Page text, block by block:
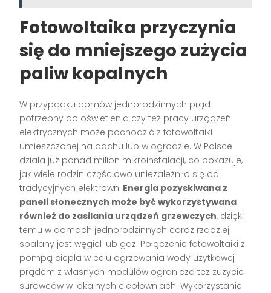
Fotowoltaika przyczynia
się do mniejszego zużycia
paliw kopalnych
W przypadku domów jednorodzinnych prąd
potrzebny do oświetlenia czy też pracy urządzeń
elektrycznych może pochodzić z fotowoltaiki
umieszczonej na dachu lub w ogrodzie. W Polsce
działa już ponad milion mikroinstalacji, co pokazuje,
jak wiele rodzin częściowo uniezależniło się od
tradycyjnych elektrowni.Energia pozyskiwana z
paneli słonecznych może być wykorzystywana
również do zasilania urządzeń grzewczych, dzięki
temu w domach jednorodzinnych coraz rzadziej
spalany jest węgiel lub gaz. Połączenie fotowoltaiki z
pompą ciepła w celu ogrzewania wody użytkowej
prądem z własnych modułów ogranicza też zużycie
surowców w lokalnych ciepłowniach. Wykorzystanie